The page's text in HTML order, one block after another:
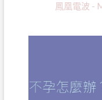
鳳凰電波 -